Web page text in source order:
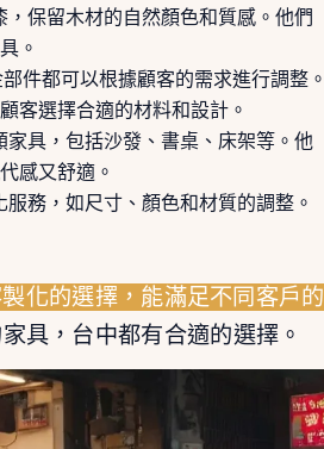
保留木材的自然顏色和質感。他們
。
件都可以根據顧客的需求進行調整。
客選擇合適的材料和設計。
具，包括沙發、書桌、床架等。他
感又舒適。
務，如尺寸、顏色和材質的調整。
化的選擇，能滿足不同客戶的
具，台中都有合適的選擇。